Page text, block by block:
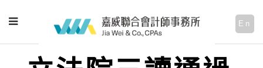
En